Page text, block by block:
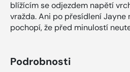
blížícím se odjezdem napětí
vražda. Ani po přesídlení Jayne
pochopí, že před minulostí
Podrobnosti